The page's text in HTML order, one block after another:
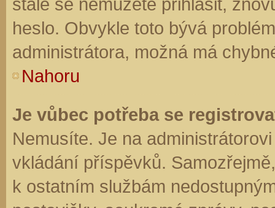
heslo. Obvykle toto bývá
administrátora, možná má
Nahoru
Je vůbec potřeba se
Nemusíte. Je na
vkládání příspěvků.
k ostatním službám